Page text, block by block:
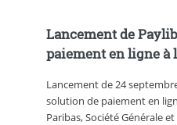
Lancement de
paiement en ligne à
Lancement de 24
solution de paiement en
Paribas, Société Générale